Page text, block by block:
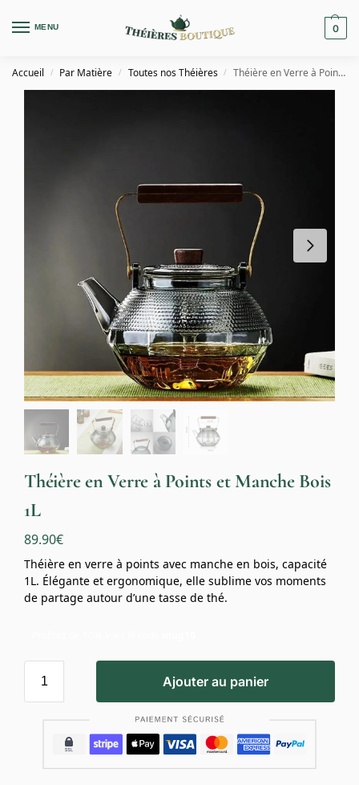
MENU 0
Accueil / Par Matière / Toutes nos Théières / Théière en Verre à Points et Manche Bois 1L
Théière en Verre à Points et Manche Bois
1L
89.90€
Théière en verre à points avec manche en bois, capacité
1L. Élégante et ergonomique, elle sublime vos moments
de partage autour d’une tasse de thé.
Ajouter au panier